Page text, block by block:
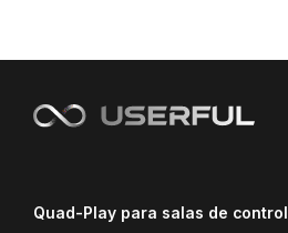
Quad-Play para salas de control